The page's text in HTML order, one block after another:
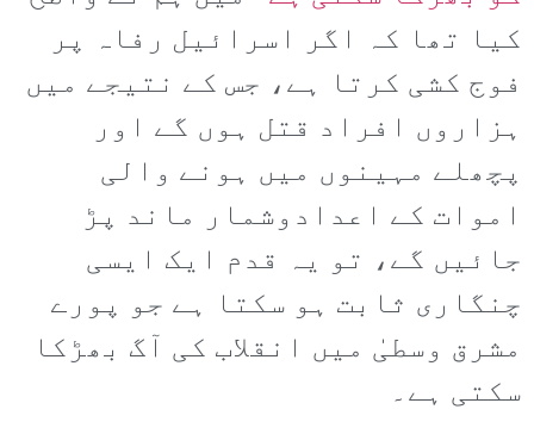
کیا تھا کہ اگر اسرائیل رفاہ پر
فوج کشی کرتا ہے، جس کے نتیجے میں
ہزاروں افراد قتل ہوں گے اور
پچھلے مہینوں میں ہونے والی
اموات کے اعدادوشمار ماند پڑ
جائیں گے، تو یہ قدم ایک ایسی
چنگاری ثابت ہو سکتا ہے جو پورے
مشرق وسطیٰ میں انقلاب کی آگ بھڑکا
سکتی ہے۔